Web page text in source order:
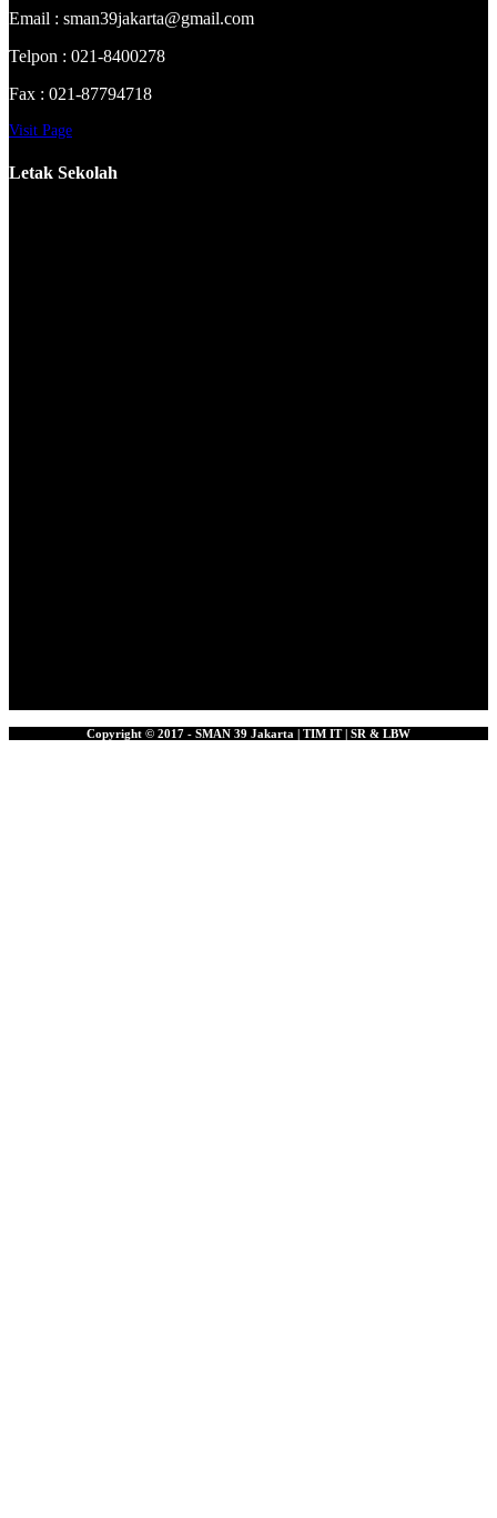
Email : sman39jakarta@gmail.com
Telpon : 021-8400278
Fax : 021-87794718
Visit Page
Letak Sekolah
Copyright © 2017 - SMAN 39 Jakarta | TIM IT | SR & LBW